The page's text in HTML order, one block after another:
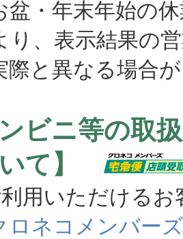
・年末年始の
り、表示結果の
異なる場合が
ンビニ等の取
て】
用いただけるお
ロネコメンバーズ